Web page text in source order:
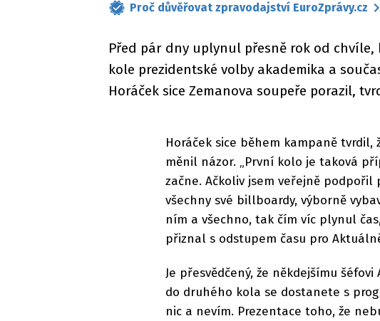
Proč důvěřovat zpravodajství EuroZprávy.cz
Před pár dny uplynul přesně rok od chvíle,
kole prezidentské volby akademika a
Horáček sice Zemanova soupeře porazil,
Horáček sice během kampaně
měnil názor. „První kolo je taková
začne. Ačkoliv jsem veřejně podpořil
všechny své billboardy, výborně
ním a všechno, tak čím víc plynul
přiznal s odstupem času pro
Je přesvědčený, že někdejšímu
do druhého kola se dostanete s
nic a nevím. Prezentace toho, že